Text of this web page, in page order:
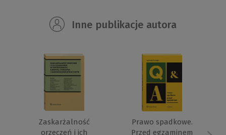
Inne publikacje autora
Zaskarżalność
orzeczeń i ich
Prawo spadkowe.
Przed egzaminem